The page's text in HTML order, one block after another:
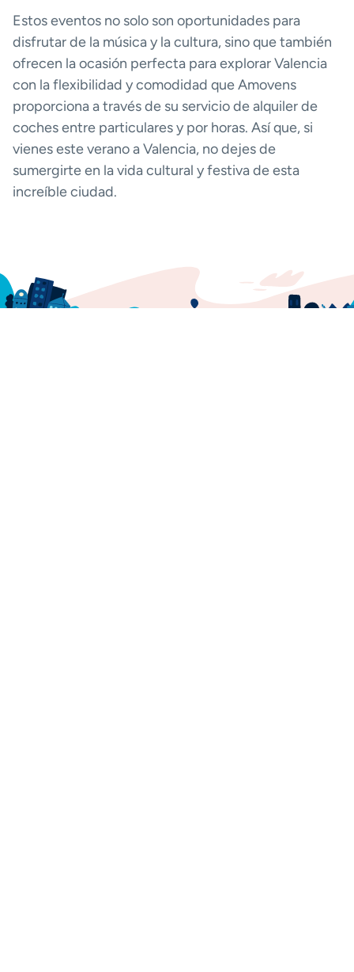
Estos eventos no solo son oportunidades para
disfrutar de la música y la cultura, sino que también
ofrecen la ocasión perfecta para explorar Valencia
con la flexibilidad y comodidad que Amovens
proporciona a través de su servicio de alquiler de
coches entre particulares y por horas. Así que, si
vienes este verano a Valencia, no dejes de
sumergirte en la vida cultural y festiva de esta
increíble ciudad.